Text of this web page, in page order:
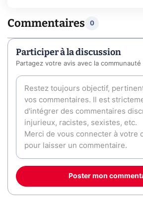
Commentaires 0
Participer à la discussion
Partagez votre avis avec la communauté
Poster mon